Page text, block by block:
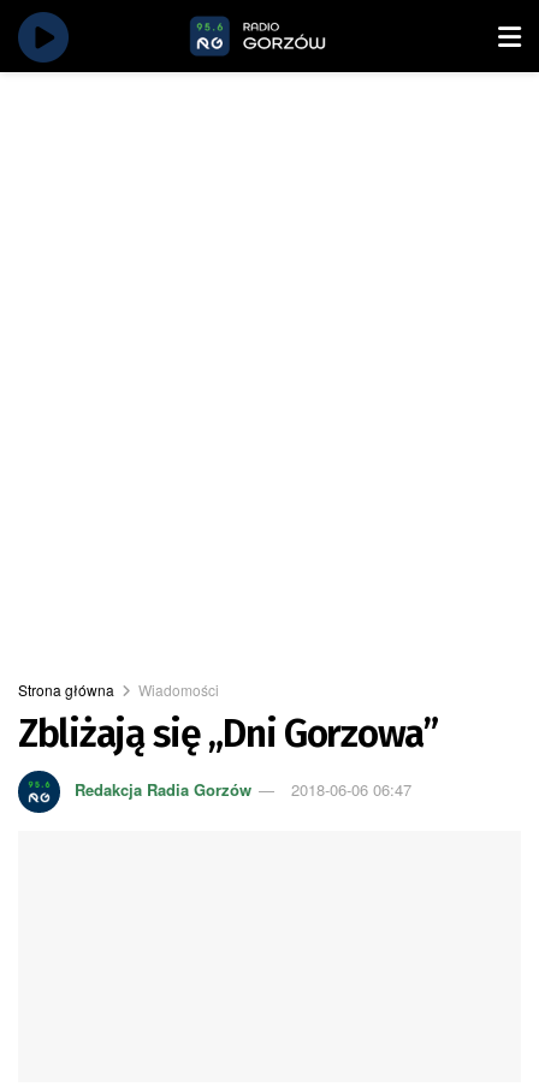
Strona główna Wiadomości
Zbliżają się „Dni Gorzowa”
Redakcja Radia Gorzów 2018-06-06 06:47